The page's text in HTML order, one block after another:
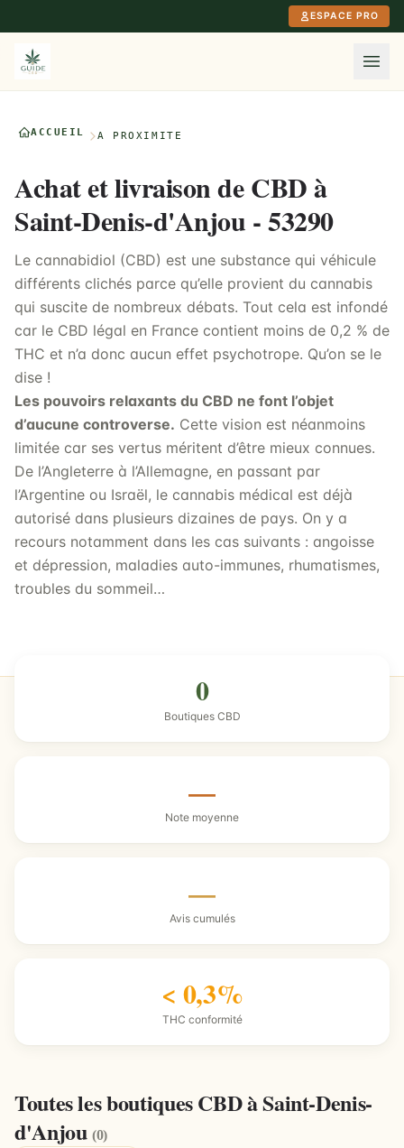
ESPACE PRO
ACCUEIL À PROXIMITÉ
Achat et livraison de CBD à
Saint-Denis-d'Anjou - 53290
Le cannabidiol (CBD) est une substance qui véhicule
différents clichés parce qu’elle provient du cannabis
qui suscite de nombreux débats. Tout cela est infondé
car le CBD légal en France contient moins de 0,2 % de
THC et n’a donc aucun effet psychotrope. Qu’on se le
dise !
Les pouvoirs relaxants du CBD ne font l’objet
d’aucune controverse. Cette vision est néanmoins
limitée car ses vertus méritent d’être mieux connues.
De l’Angleterre à l’Allemagne, en passant par
l’Argentine ou Israël, le cannabis médical est déjà
autorisé dans plusieurs dizaines de pays. On y a
recours notamment dans les cas suivants : angoisse
et dépression, maladies auto-immunes, rhumatismes,
troubles du sommeil…
0
Boutiques CBD
—
Note moyenne
—
Avis cumulés
< 0,3%
THC conformité
Toutes les boutiques CBD à Saint-Denis-
d'Anjou(0)